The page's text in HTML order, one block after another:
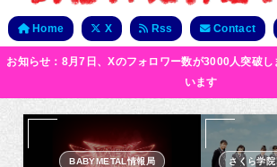
Home X Rss Contact
お知らせ：8月7日、Xのフォロワー数が3000人突破
います
BABYMETAL情報局 さくら学